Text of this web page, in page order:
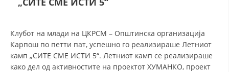
Клубот на млади на ЦКРСМ – Општинска организација
Карпош по петти пат, успешно го реализираше Летниот
камп „СИТЕ СМЕ ИСТИ 5“. Летниот камп се реализираше
како дел од активностите на проектот ХУМАНКО, проект